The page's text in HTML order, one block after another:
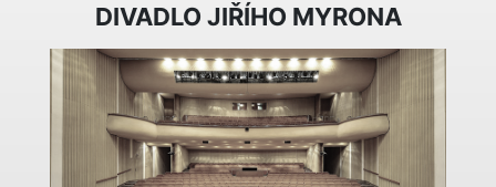
DIVADLO JIŘÍHO MYRONA